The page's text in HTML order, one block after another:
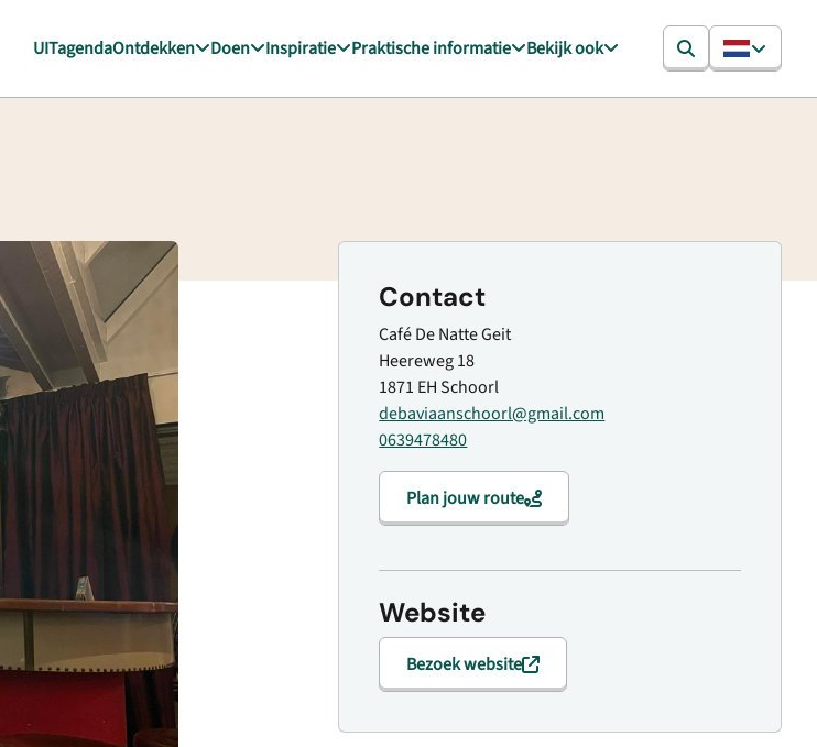
UITagendaOntdekken Doen Inspiratie Praktische informatie Bekijk ook
Contact
Café De Natte Geit
Heereweg 18
1871 EH Schoorl
debaviaanschoorl@gmail.com
0639478480
Plan jouw route
Website
Bezoek website